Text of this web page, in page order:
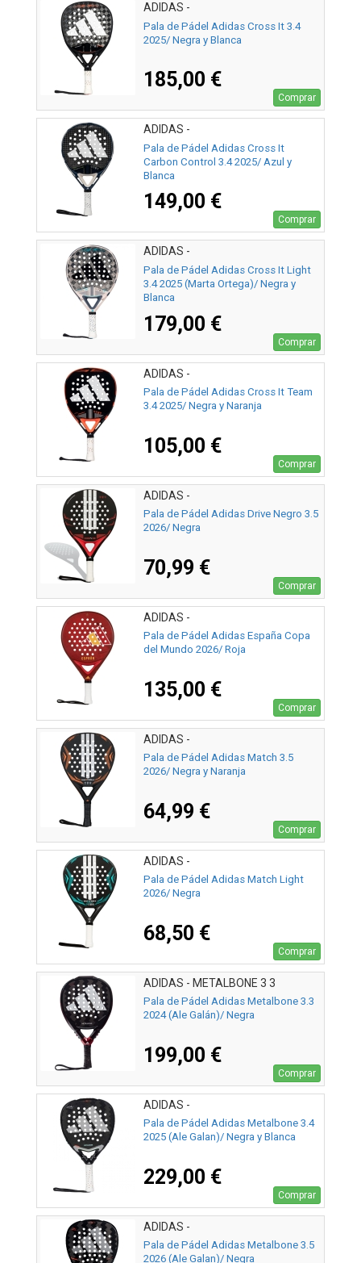
ADIDAS -
Pala de Pádel Adidas Cross It 3.4
2025/ Negra y Blanca
185,00 €
Comprar
ADIDAS -
Pala de Pádel Adidas Cross It
Carbon Control 3.4 2025/ Azul y
Blanca
149,00 €
Comprar
ADIDAS -
Pala de Pádel Adidas Cross It Light
3.4 2025 (Marta Ortega)/ Negra y
Blanca
179,00 €
Comprar
ADIDAS -
Pala de Pádel Adidas Cross It Team
3.4 2025/ Negra y Naranja
105,00 €
Comprar
ADIDAS -
Pala de Pádel Adidas Drive Negro 3.5
2026/ Negra
70,99 €
Comprar
ADIDAS -
Pala de Pádel Adidas España Copa
del Mundo 2026/ Roja
135,00 €
Comprar
ADIDAS -
Pala de Pádel Adidas Match 3.5
2026/ Negra y Naranja
64,99 €
Comprar
ADIDAS -
Pala de Pádel Adidas Match Light
2026/ Negra
68,50 €
Comprar
ADIDAS - METALBONE 3 3
Pala de Pádel Adidas Metalbone 3.3
2024 (Ale Galán)/ Negra
199,00 €
Comprar
ADIDAS -
Pala de Pádel Adidas Metalbone 3.4
2025 (Ale Galan)/ Negra y Blanca
229,00 €
Comprar
ADIDAS -
Pala de Pádel Adidas Metalbone 3.5
2026 (Ale Galan)/ Negra